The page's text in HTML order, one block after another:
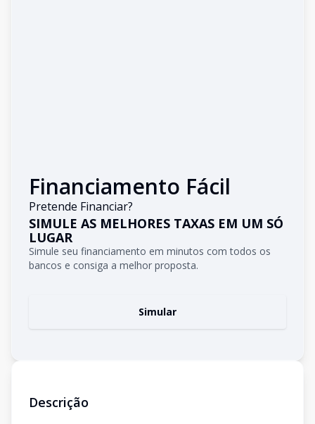
Financiamento Fácil
Pretende Financiar?
SIMULE AS MELHORES TAXAS EM UM SÓ
LUGAR
Simule seu financiamento em minutos com todos os
bancos e consiga a melhor proposta.
Simular
Descrição